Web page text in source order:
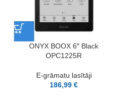
ONYX BOOX 6″ Black
OPC1225R
E-grāmatu lasītāji
186,99€